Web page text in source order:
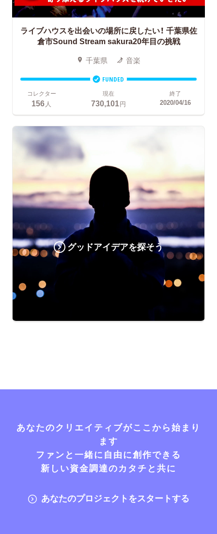
ライブハウスを出会いの場所に戻したい！ 千葉県佐
倉市Sound Stream sakura20年目の挑戦
千葉県 音楽
FUNDED
コレクター
156人
現在
730,101円
終了
2020/04/16
グッドアイデアを探そう
あなたのクリエイティブがここから始まり
ます
ファンと一緒に自由に創作できる
新しい資金調達のカタチと共に
あなたのプロジェクトをスタートする